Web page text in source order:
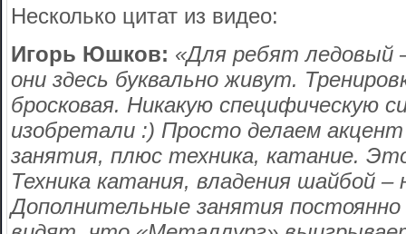
Несколько цитат из видео:
Игорь Юшков: «Для ребят ледовый
они здесь буквально живут.
бросковая. Никакую специфическую
изобретали :) Просто делаем
занятия, плюс техника, катание.
Техника катания, владения шайбой –
Дополнительные занятия постоянно